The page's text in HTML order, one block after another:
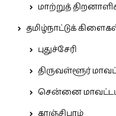
மாற்றுத்
தமிழ்நாட்டுக்
புதுச்சேரி
திருவள்ளூர்
சென்னை